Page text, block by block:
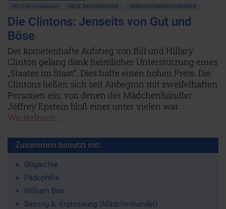
POLITIK ALLGEMEIN
NEUE WELTORDNUNG VERSCHWÖRUNGSTHEORIEN
Die Clintons: Jenseits von Gut und
Böse
Der kometenhafte Aufstieg von Bill und Hillary
Clinton gelang dank heimlicher Unterstützung eines
„Staates im Staat“. Dies hatte einen hohen Preis. Die
Clintons ließen sich seit Anbeginn mit zweifelhaften
Personen ein, von denen der Mädchenhändler
Jeffrey Epstein bloß einer unter vielen war.
Weiterlesen...
Zusammen benutzt mit:
Oligarchie
Pädophilie
William Barr
Sexring & -Erpressung (Mädchenhandel)